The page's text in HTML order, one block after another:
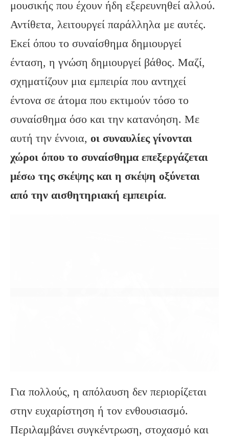
μουσικής που έχουν ήδη εξερευνηθεί αλλού.
Αντίθετα, λειτουργεί παράλληλα με αυτές.
Εκεί όπου το συναίσθημα δημιουργεί
ένταση, η γνώση δημιουργεί βάθος. Μαζί,
σχηματίζουν μια εμπειρία που αντηχεί
έντονα σε άτομα που εκτιμούν τόσο το
συναίσθημα όσο και την κατανόηση. Με
αυτή την έννοια, οι συναυλίες γίνονται
χώροι όπου το συναίσθημα επεξεργάζεται
μέσω της σκέψης και η σκέψη οξύνεται
από την αισθητηριακή εμπειρία.
Για πολλούς, η απόλαυση δεν περιορίζεται
στην ευχαρίστηση ή τον ενθουσιασμό.
Περιλαμβάνει συγκέντρωση, στοχασμό και